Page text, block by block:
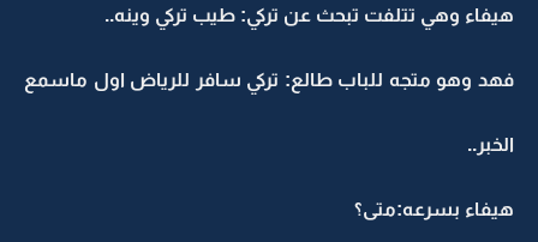
هيفاء وهي تتلفت تبحث عن تركي: طيب تركي وينه..
فهد وهو متجه للباب طالع: تركي سافر للرياض اول ماسمع
الخبر..
هيفاء بسرعه:متى؟